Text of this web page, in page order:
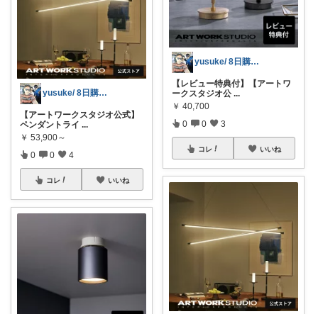
yusuke/ 8日購入感謝♫
【アートワークスタジオ公式】
ペンダントライ ...
￥ 53,900～
0 0 4
コレ いいね
yusuke/ 8日購入感謝♫
【レビュー特典付】【アートワ
ークスタジオ公 ...
￥ 40,700
0 0 3
コレ いいね